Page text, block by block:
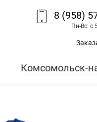
8 (958)
Пн-Вс: с
Комсомольск-